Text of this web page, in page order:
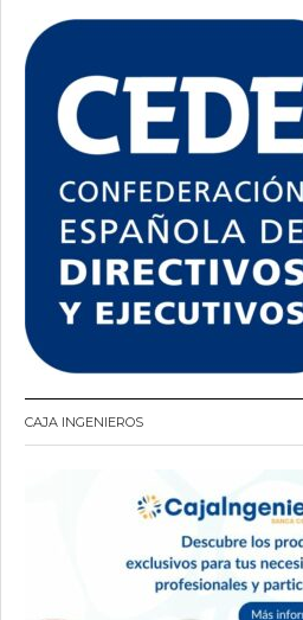
CAJA INGENIEROS